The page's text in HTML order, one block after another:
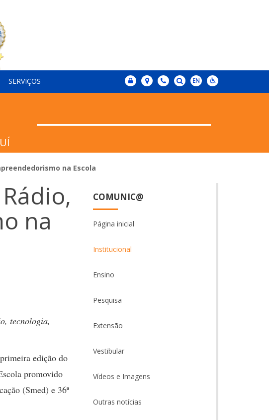
SERVIÇOS
na Escola
na
tecnologia,
edição do
promovido
(Smed) e 36ª
COMUNIC@
Página inicial
Institucional
Ensino
Pesquisa
Extensão
Vestibular
Vídeos e Imagens
Outras notícias